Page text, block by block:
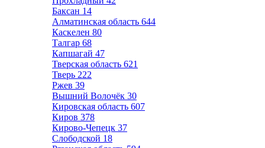
Баксан 14
Алматинская область 644
Каскелен 80
Талгар 68
Капшагай 47
Тверская область 621
Тверь 222
Ржев 39
Вышний Волочёк 30
Кировская область 607
Киров 378
Кирово-Чепецк 37
Слободской 18